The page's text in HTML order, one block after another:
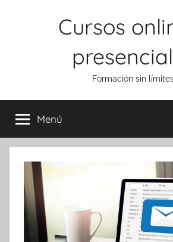
Cursos
Formación sin
Menú